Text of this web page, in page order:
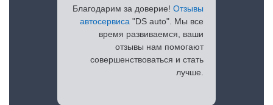
Благодарим за доверие! Отзывы
автосервиса "DS auto". Мы все
время развиваемся, ваши
отзывы нам помогают
совершенствоваться и стать
лучше.